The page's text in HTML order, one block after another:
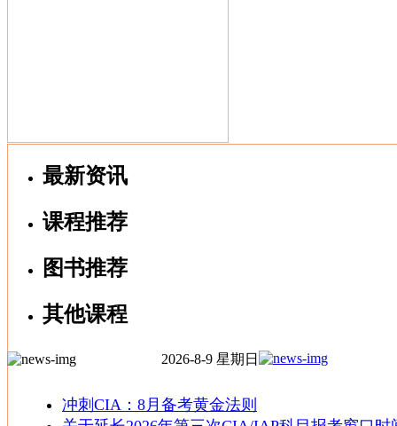
最新资讯
课程推荐
图书推荐
其他课程
2026-8-9 星期日
冲刺CIA：8月备考黄金法则
CIA
试9
班
试听
他